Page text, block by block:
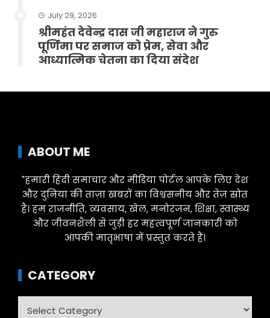
July 29, 2026
श्रीमहंत देवेन्द्र दास जी महाराज ने गुरु
पूर्णिमा पर समाज को प्रेम, सेवा और
आध्यात्मिक चेतना का दिया संदेश
ABOUT ME
"हमारी हिंदी समाचार और मीडिया पोर्टल आपके लिए देश
और दुनिया की ताज़ा खबरों का विश्वसनीय और तेज़ स्रोत
है। हम राजनीति, व्यवसाय, खेल, मनोरंजन, शिक्षा, स्वास्थ्य
और जीवनशैली से जुड़ी हर महत्वपूर्ण जानकारी को
आपकी मातृभाषा में प्रस्तुत करते हैं।
CATEGORY